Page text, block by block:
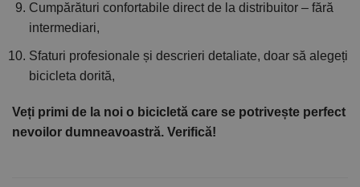
Cumpărături confortabile direct de la distribuitor – fără
intermediari,
Sfaturi profesionale și descrieri detaliate, doar să alegeți
bicicleta dorită,
Veți primi de la noi o bicicletă care se potrivește perfect
nevoilor dumneavoastră. Verifică!